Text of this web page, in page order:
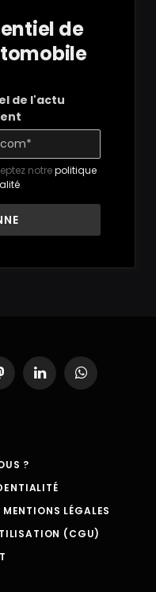
de
de l'actu
notrepolitique
.
LinkedInWhatsApp
?
MENTIONS LÉGALES
(CGU)